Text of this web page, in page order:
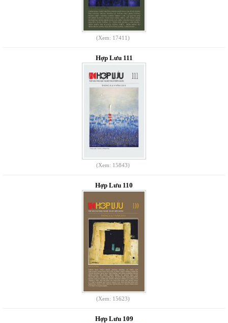
(Xem: 17411)
Hợp Lưu 111
(Xem: 15843)
Hợp Lưu 110
(Xem: 15623)
Hợp Lưu 109